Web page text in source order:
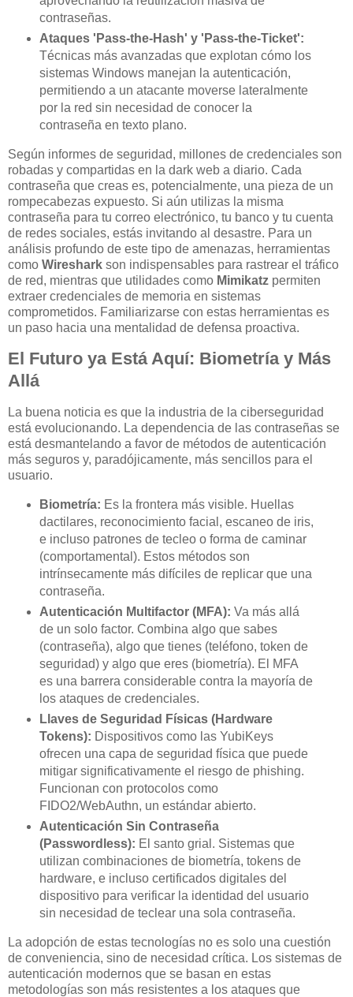
contraseñas.
Ataques 'Pass-the-Hash' y 'Pass-the-Ticket':
Técnicas más avanzadas que explotan cómo los
sistemas Windows manejan la autenticación,
permitiendo a un atacante moverse lateralmente
por la red sin necesidad de conocer la
contraseña en texto plano.
Según informes de seguridad, millones de credenciales son
robadas y compartidas en la dark web a diario. Cada
contraseña que creas es, potencialmente, una pieza de un
rompecabezas expuesto. Si aún utilizas la misma
contraseña para tu correo electrónico, tu banco y tu cuenta
de redes sociales, estás invitando al desastre. Para un
análisis profundo de este tipo de amenazas, herramientas
como Wireshark son indispensables para rastrear el tráfico
de red, mientras que utilidades como Mimikatz permiten
extraer credenciales de memoria en sistemas
comprometidos. Familiarizarse con estas herramientas es
un paso hacia una mentalidad de defensa proactiva.
El Futuro ya Está Aquí: Biometría y Más
Allá
La buena noticia es que la industria de la ciberseguridad
está evolucionando. La dependencia de las contraseñas se
está desmantelando a favor de métodos de autenticación
más seguros y, paradójicamente, más sencillos para el
usuario.
Biometría: Es la frontera más visible. Huellas
dactilares, reconocimiento facial, escaneo de iris,
e incluso patrones de tecleo o forma de caminar
(comportamental). Estos métodos son
intrínsecamente más difíciles de replicar que una
contraseña.
Autenticación Multifactor (MFA): Va más allá
de un solo factor. Combina algo que sabes
(contraseña), algo que tienes (teléfono, token de
seguridad) y algo que eres (biometría). El MFA
es una barrera considerable contra la mayoría de
los ataques de credenciales.
Llaves de Seguridad Físicas (Hardware
Tokens): Dispositivos como las YubiKeys
ofrecen una capa de seguridad física que puede
mitigar significativamente el riesgo de phishing.
Funcionan con protocolos como
FIDO2/WebAuthn, un estándar abierto.
Autenticación Sin Contraseña
(Passwordless): El santo grial. Sistemas que
utilizan combinaciones de biometría, tokens de
hardware, e incluso certificados digitales del
dispositivo para verificar la identidad del usuario
sin necesidad de teclear una sola contraseña.
La adopción de estas tecnologías no es solo una cuestión
de conveniencia, sino de necesidad crítica. Los sistemas de
autenticación modernos que se basan en estas
metodologías son más resistentes a los ataques que